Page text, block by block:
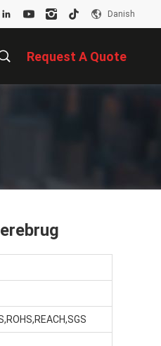
Danish
Request A Quote